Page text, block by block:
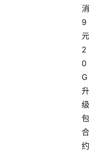
消
9
元
2
0
G
升
级
包
合
约